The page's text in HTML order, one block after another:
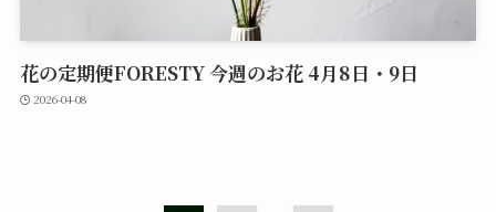
花の定期便FORESTY 今週のお花 4月8日・9日
2026-04-08